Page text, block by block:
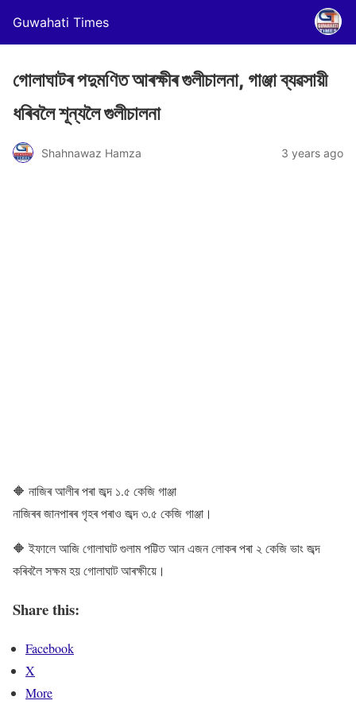
Guwahati Times
গোলাঘাটৰ পদুমণিত আৰক্ষীৰ গুলীচালনা, গাঞ্জা ব্যৱসায়ী
ধৰিবলৈ শূন্যলৈ গুলীচালনা
Shahnawaz Hamza 3 years ago
🔶 নাজিৰ আলীৰ পৰা জব্দ ১.৫ কেজি গাঞ্জা
নাজিৰৰ জানপাৰৰ গৃহৰ পৰাও জব্দ ৩.৫ কেজি গাঞ্জা।
🔶 ইফালে আজি গোলাঘাট গুলাম পট্টিত আন এজন লোকৰ পৰা ২ কেজি ভাং জব্দ
কৰিবলৈ সক্ষম হয় গোলাঘাট আৰক্ষীয়ে।
Share this:
Facebook
X
More